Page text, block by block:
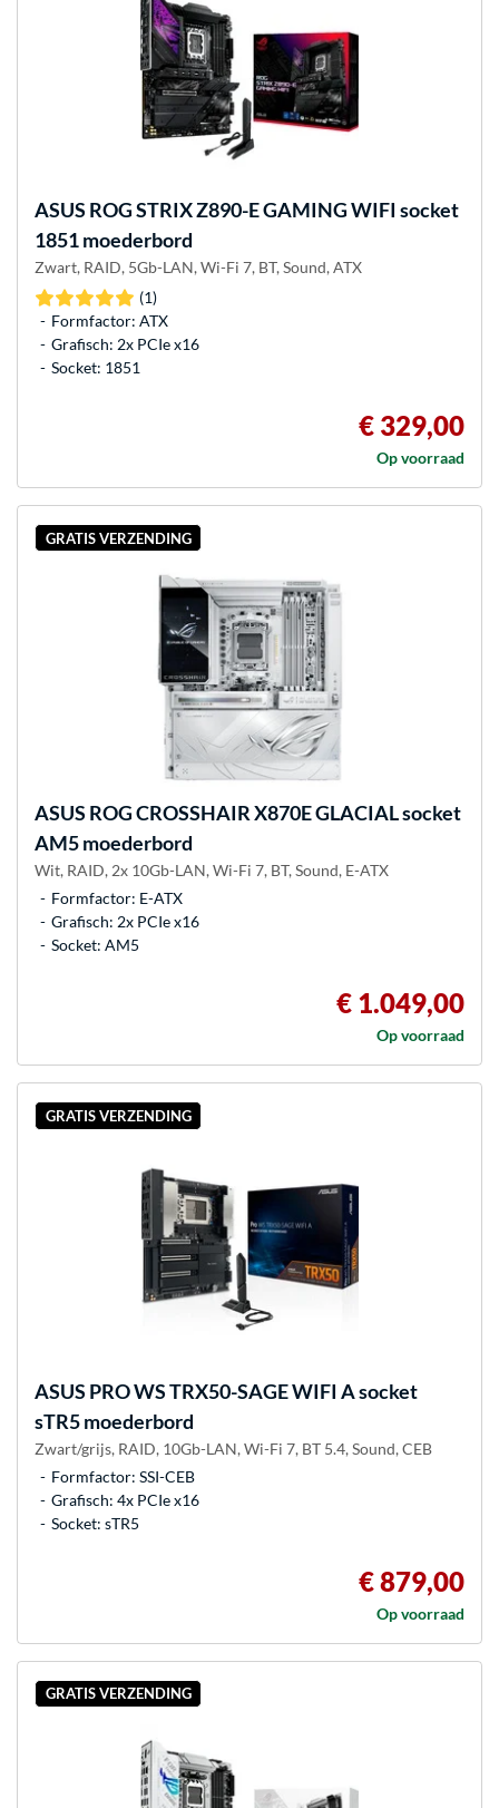
ASUS ROG STRIX Z890-E GAMING WIFI socket
1851 moederbord
Zwart, RAID, 5Gb-LAN, Wi-Fi 7, BT, Sound, ATX
(1)
Formfactor: ATX
Grafisch: 2x PCIe x16
Socket: 1851
€ 329,00
Op voorraad
GRATIS VERZENDING
ASUS ROG CROSSHAIR X870E GLACIAL socket
AM5 moederbord
Wit, RAID, 2x 10Gb-LAN, Wi-Fi 7, BT, Sound, E-ATX
Formfactor: E-ATX
Grafisch: 2x PCIe x16
Socket: AM5
€ 1.049,00
Op voorraad
GRATIS VERZENDING
ASUS PRO WS TRX50-SAGE WIFI A socket
sTR5 moederbord
Zwart/grijs, RAID, 10Gb-LAN, Wi-Fi 7, BT 5.4, Sound, CEB
Formfactor: SSI-CEB
Grafisch: 4x PCIe x16
Socket: sTR5
€ 879,00
Op voorraad
GRATIS VERZENDING